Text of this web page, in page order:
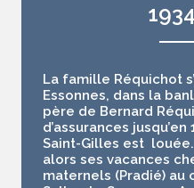
La famille Réquichot
Essonnes, dans la
père de Bernard
d’assurances
Saint-Gilles est
alors ses vacances
maternels (Pradié) au